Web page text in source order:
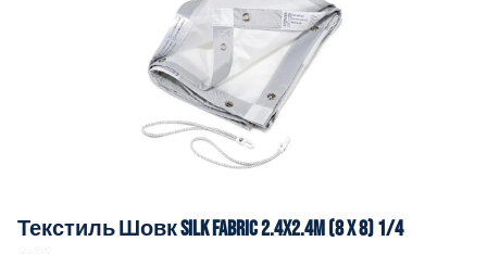
Текстиль Шовк Silk Fabric 2.4x2.4m (8 x 8) 1/4